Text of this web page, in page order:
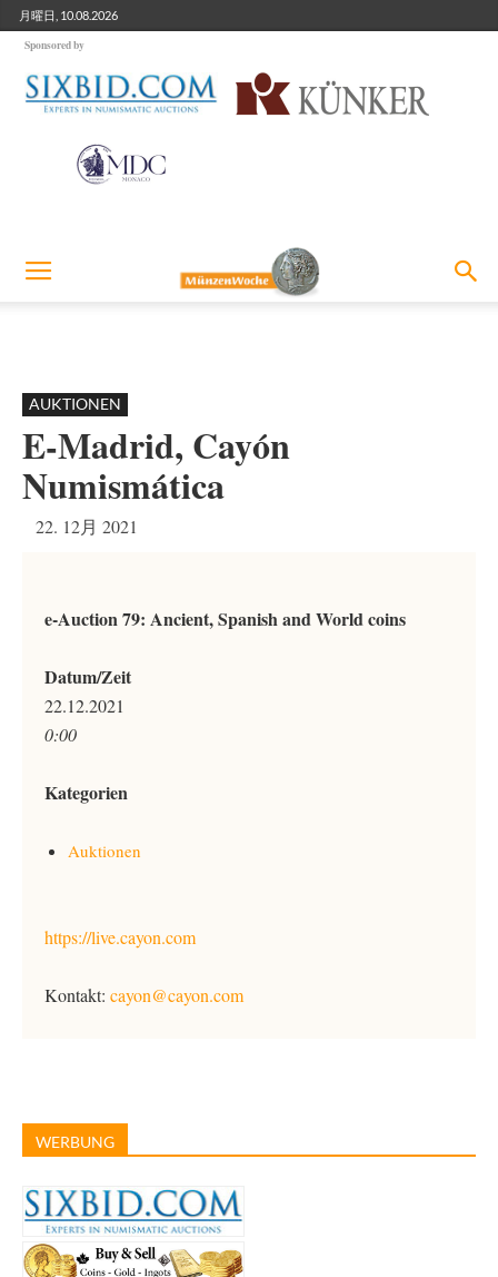
月曜日, 10.08.2026
Sponsored by
AUKTIONEN
E-Madrid, Cayón
Numismática
22. 12月 2021
e-Auction 79: Ancient, Spanish and World coins
Datum/Zeit
22.12.2021
0:00
Kategorien
Auktionen
https://live.cayon.com
Kontakt: cayon@cayon.com
WERBUNG